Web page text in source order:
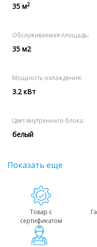
35 м2
Обслуживаемая площадь:
35 м2
Мощность охлаждения:
3.2 кВт
Цвет внутреннего блока:
белый
Показать еще
Товар с
сертификатом